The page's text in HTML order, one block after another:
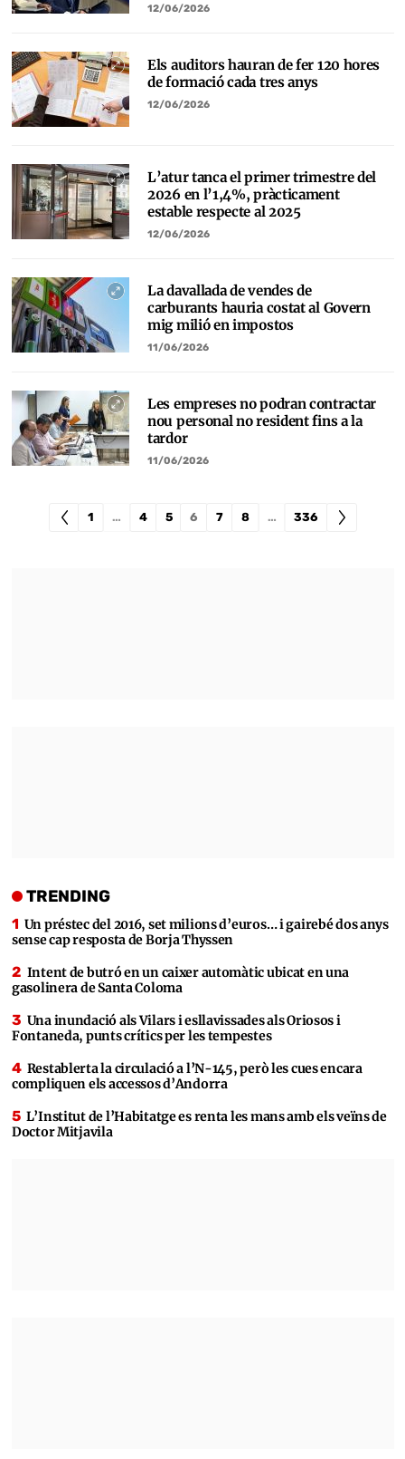
12/06/2026
Els auditors hauran de fer 120 hores
de formació cada tres anys
12/06/2026
L’atur tanca el primer trimestre del
2026 en l’1,4%, pràcticament
estable respecte al 2025
12/06/2026
La davallada de vendes de
carburants hauria costat al Govern
mig milió en impostos
11/06/2026
Les empreses no podran contractar
nou personal no resident fins a la
tardor
11/06/2026
1 … 4 5 6 7 8 … 336
TRENDING
Un préstec del 2016, set milions d’euros… i gairebé dos anys
sense cap resposta de Borja Thyssen
Intent de butró en un caixer automàtic ubicat en una
gasolinera de Santa Coloma
Una inundació als Vilars i esllavissades als Oriosos i
Fontaneda, punts crítics per les tempestes
Restablerta la circulació a l’N-145, però les cues encara
compliquen els accessos d’Andorra
L’Institut de l’Habitatge es renta les mans amb els veïns de
Doctor Mitjavila